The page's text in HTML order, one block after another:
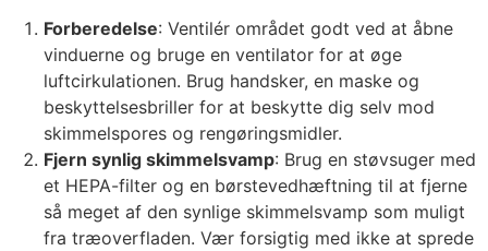
Forberedelse: Ventilér området godt ved at åbne
vinduerne og bruge en ventilator for at øge
luftcirkulationen. Brug handsker, en maske og
beskyttelsesbriller for at beskytte dig selv mod
skimmelspores og rengøringsmidler.
Fjern synlig skimmelsvamp: Brug en støvsuger med
et HEPA-filter og en børstevedhæftning til at fjerne
så meget af den synlige skimmelsvamp som muligt
fra træoverfladen. Vær forsigtig med ikke at sprede